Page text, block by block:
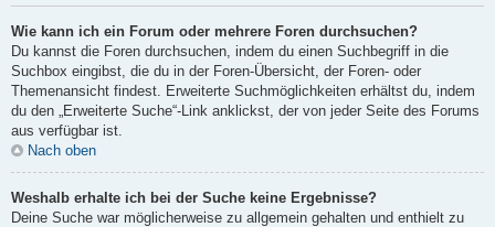
Wie kann ich ein Forum oder mehrere Foren durchsuchen?
Du kannst die Foren durchsuchen, indem du einen Suchbegriff in die
Suchbox eingibst, die du in der Foren-Übersicht, der Foren- oder
Themenansicht findest. Erweiterte Suchmöglichkeiten erhältst du, indem
du den „Erweiterte Suche“-Link anklickst, der von jeder Seite des Forums
aus verfügbar ist.
Nach oben
Weshalb erhalte ich bei der Suche keine Ergebnisse?
Deine Suche war möglicherweise zu allgemein gehalten und enthielt zu